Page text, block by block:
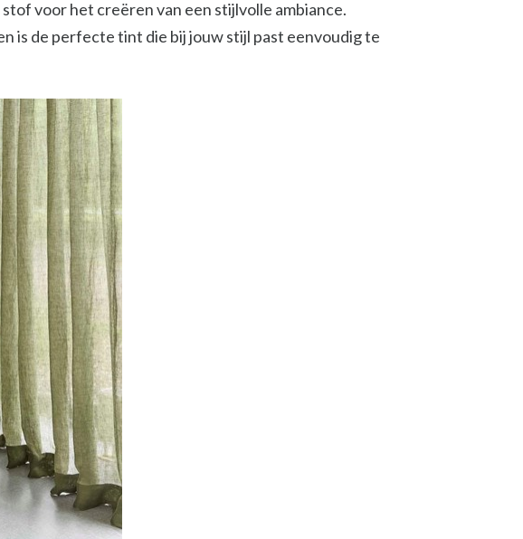
voor het creëren van een stijlvolle ambiance.
is de perfecte tint die bij jouw stijl past eenvoudig te